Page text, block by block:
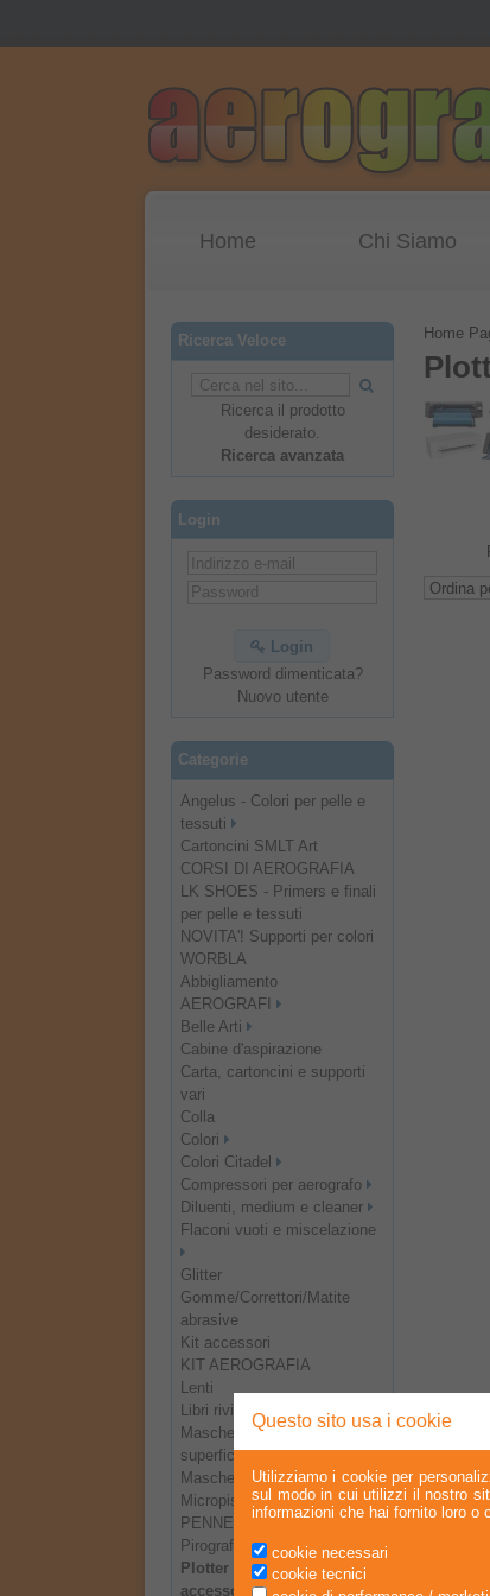
Home Chi Siamo
Ricerca Veloce
Ricerca il prodotto
desiderato.
Ricerca avanzata
Login
Login
Password dimenticata?
Nuovo utente
Categorie
Angelus - Colori per pelle e
tessuti
Cartoncini SMLT Art
CORSI DI AEROGRAFIA
LK SHOES - Primers e finali
per pelle e tessuti
NOVITA'! Supporti per colori
WORBLA
Abbigliamento
AEROGRAFI
Belle Arti
Cabine d'aspirazione
Carta, cartoncini e supporti
vari
Colla
Colori
Colori Citadel
Compressori per aerografo
Diluenti, medium e cleaner
Flaconi vuoti e miscelazione
Glitter
Gomme/Correttori/Matite
abrasive
Kit accessori
KIT AEROGRAFIA
Lenti
Libri riviste e DVD
Mascheratura - Trattamento
superfici
Mascheratura e taglio
Micropistole - Spray Gun
PENNELLI
Pirografi
Plotter da taglio e
accessori
Home
Questo sito usa i cookie
Utilizziamo i cookie per
sul modo in cui utilizzi il nostro
informazioni che hai fornito loro o
cookie necessari
cookie tecnici